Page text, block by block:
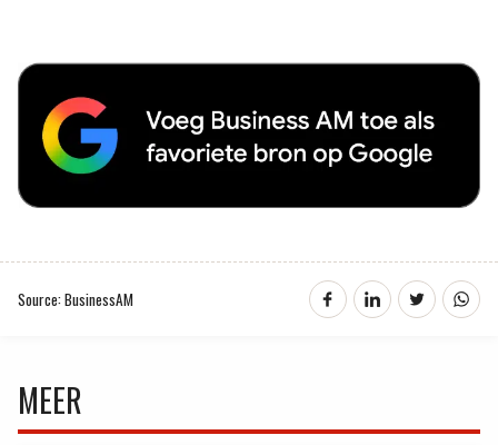
Source: BusinessAM
MEER